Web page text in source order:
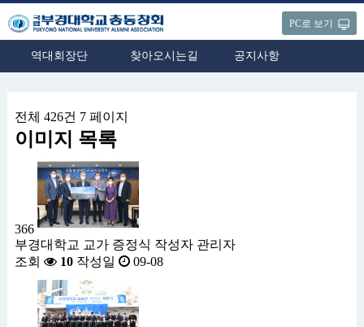
PC로 보기
역대회장단 찾아오시는길 공지사항
전체 426건 7 페이지
이미지 목록
366
부경대학교 교가 증정식 작성자 관리자
조회
10 작성일 09-08